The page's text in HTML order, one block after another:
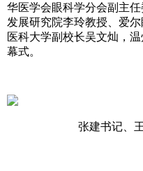
华医学会眼科学分会副主
发展研究院李玲教授、爱
医科大学副校长吴文灿，
幕式。
张建书记、